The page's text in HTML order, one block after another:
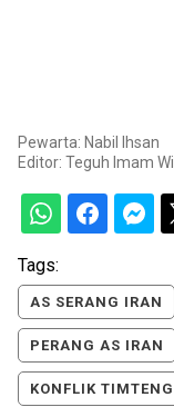
Pewarta: Nabil Ihsan
Editor: Teguh Imam
Tags:
AS SERANG IRAN
PERANG AS IRAN
KONFLIK TIMTENG